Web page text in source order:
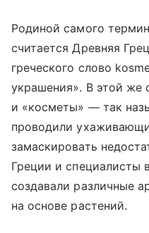
Родиной самого
считается Древняя
греческого слово
украшения». В этой же
и «косметы» — так
проводили
замаскировать
Греции и специалисты
создавали различные
на основе растений.